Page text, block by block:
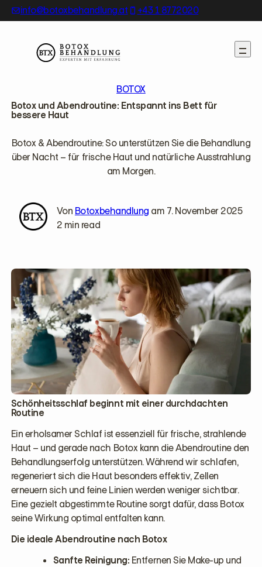
Skip
to
info@botoxbehandlung.at +43 1 8772020
BOTOX
Botox und Abendroutine: Entspannt ins Bett für
bessere Haut
Botox & Abendroutine: So unterstützen Sie die Behandlung
über Nacht – für frische Haut und natürliche Ausstrahlung
am Morgen.
Von Botoxbehandlung am 7. November 2025
2 min read
Schönheitsschlaf beginnt mit einer durchdachten
Routine
Ein erholsamer Schlaf ist essenziell für frische, strahlende
Haut – und gerade nach Botox kann die Abendroutine den
Behandlungserfolg unterstützen. Während wir schlafen,
regeneriert sich die Haut besonders effektiv, Zellen
erneuern sich und feine Linien werden weniger sichtbar.
Eine gezielt abgestimmte Routine sorgt dafür, dass Botox
seine Wirkung optimal entfalten kann.
Die ideale Abendroutine nach Botox
Sanfte Reinigung: Entfernen Sie Make-up und